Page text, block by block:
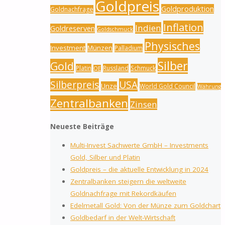
Goldnachfrage Goldpreis Goldproduktion
Goldreserven Goldschmuck Indien Inflation
Investment Münzen Palladium Physisches
Gold Platin QE Russland Schmuck Silber
Silberpreis Unze USA World Gold Council Währung
Zentralbanken Zinsen
Neueste Beiträge
Multi-Invest Sachwerte GmbH – Investments
Gold, Silber und Platin
Goldpreis – die aktuelle Entwicklung in 2024
Zentralbanken steigern die weltweite
Goldnachfrage mit Rekordkäufen
Edelmetall Gold: Von der Münze zum Goldchart
Goldbedarf in der Welt-Wirtschaft